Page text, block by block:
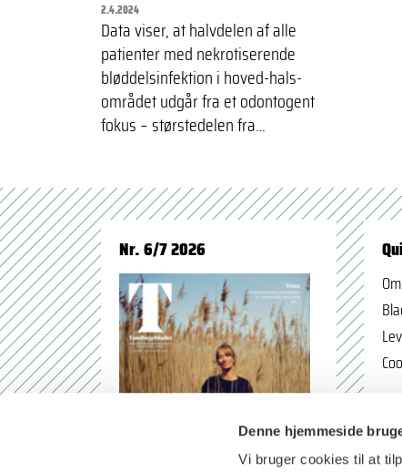
Denne hjemmeside
Vi bruger cookies til at
2.4.2024
Data viser, at halvdelen af alle
patienter med nekrotiserende
bløddelsinfektion i hoved-hals-
området udgår fra et odontogent
fokus – størstedelen fra…
Nr. 6/7 2026